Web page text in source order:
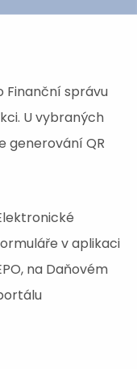
správu
U vybraných
generování QR
v aplikaci
na Daňovém